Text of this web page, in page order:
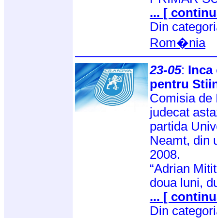
... [
Din
Rom�nia
23-05: Inca
pentru
Comisia de
judecat
partida
Neamt, din
2008.
“Adrian
doua luni,
... [
Din